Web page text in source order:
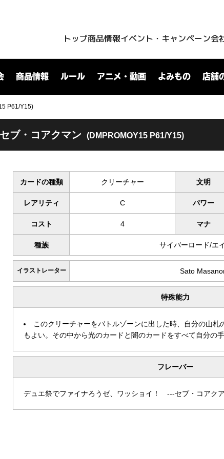
トップ商品情報イベント・キャンペーン会
商品情報 ルール アニメ・動画 よみもの 店舗
P61/Y15)
セブ・コアクマン (DMPROMOY15 P61/Y15)
カードの種類 クリーチャー 文明
レアリティ C パワー
コスト 4 マナ
種族 サイバーロード/エ
イラストレーター Sato
特殊能力
このクリーチャーをバトルゾーンに出した時、自分の山札
もよい。その中から光のカードと闇のカードをすべて自分の
フレーバー
デュエ祭でファイナろうゼ、ワッショイ！ ---セブ・コアク